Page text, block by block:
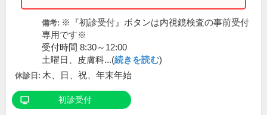
備考: ※『初診受付』ボタンは内視鏡検査の事前受付
専用です※
受付時間 8:30～12:00
土曜日、皮膚科...(続きを読む)
休診日: 木、日、祝、年末年始
初診受付